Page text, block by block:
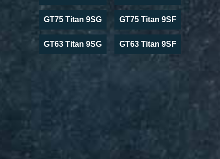
GT75 Titan 9SG GT75 Titan 9SF
GT63 Titan 9SG GT63 Titan 9SF